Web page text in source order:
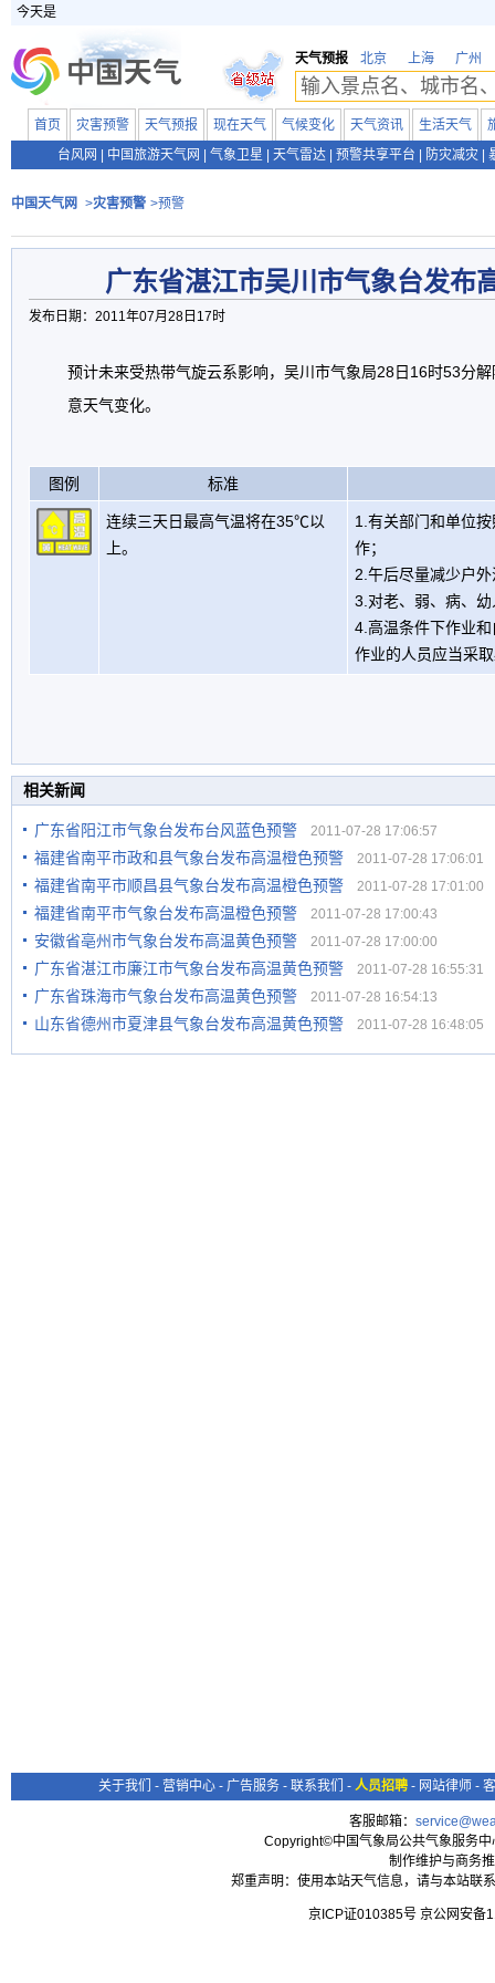
今天是
天气预报 北京 上海 广州
首页 灾害预警 天气预报 现在天气 气候变化 天气资讯 生活天气
台风网
中国旅游天气网 气象卫星 天气雷达 预警共享平台 防灾减灾
中国天气网 >灾害预警 >预警
广东省湛江市吴川市气象台发布
发布日期：2011年07月28日17时
预计未来受热带气旋云系影响，吴川市气象局28日16时53分
意天气变化。
图例 标准
连续三天日最高气温将在35℃以
上。
1.有关部门和单位
作；
2.午后尽量减少户
3.对老、弱、病、
4.高温条件下作业
作业的人员应当采
相关新闻
广东省阳江市气象台发布台风蓝色预警 2011-07-28 17:06:57
福建省南平市政和县气象台发布高温橙色预警 2011-07-28 17:06:01
福建省南平市顺昌县气象台发布高温橙色预警 2011-07-28 17:01:00
福建省南平市气象台发布高温橙色预警 2011-07-28 17:00:43
安徽省亳州市气象台发布高温黄色预警 2011-07-28 17:00:00
广东省湛江市廉江市气象台发布高温黄色预警 2011-07-28 16:55:31
广东省珠海市气象台发布高温黄色预警 2011-07-28 16:54:13
山东省德州市夏津县气象台发布高温黄色预警 2011-07-28 16:48:05
关于我们 - 营销中心 - 广告服务 - 联系我们 - 人员招聘 - 网站律师 -
客服邮箱：
Copyright©中国气象局公共气象服务
制作维护与商务
郑重声明：使用本站天气信息，请与本站联
京ICP证010385号 京公网安备